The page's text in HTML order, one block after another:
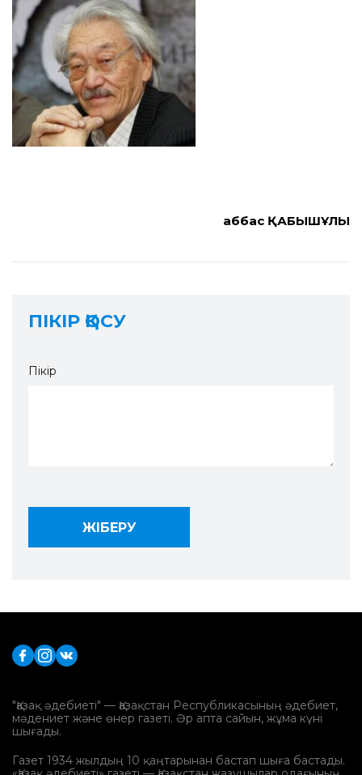
Ғаббас ҚАБЫШҰЛЫ
ПІКІР ҚОСУ
Пікір
"Қазақ әдебиеті" — Қазақстан Республикасының әдебиет,
мәдениет және өнер газеті. Әр апта сайын, жұма күні
шығады.
Газет 1934 жылдың 10 қаңтарынан бастап шыға бастады.